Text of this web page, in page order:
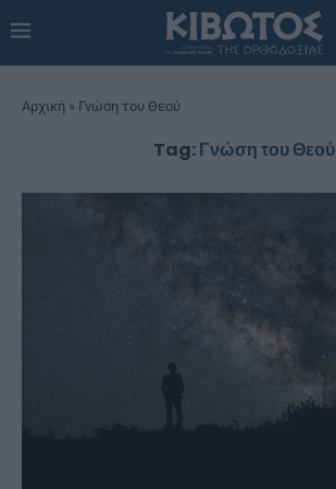
Αρχική » Γνώση του Θεού
Tag:Γνώση του Θεού